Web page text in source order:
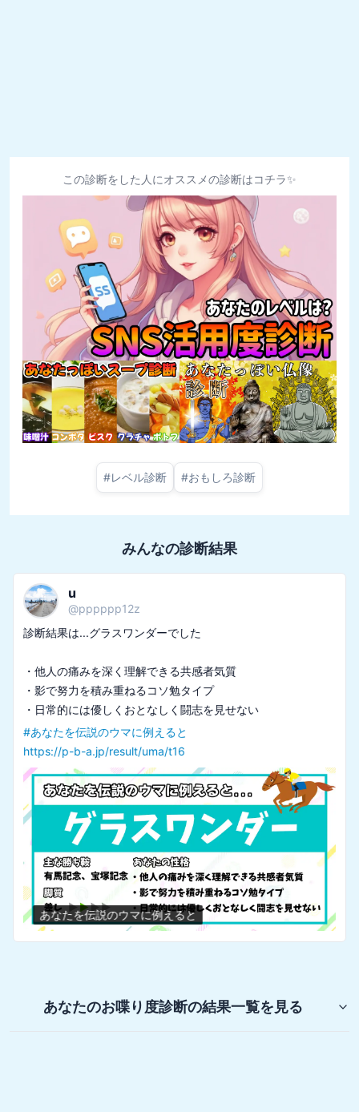
この診断をした人にオススメの診断はコチラ✨
#レベル診断 #おもしろ診断
みんなの診断結果
u
@pppppp12z
診断結果は...グラスワンダーでした
・他人の痛みを深く理解できる共感者気質
・影で努力を積み重ねるコソ勉タイプ
・日常的には優しくおとなしく闘志を見せない
#あなたを伝説のウマに例えると
https://p-b-a.jp/result/uma/t16
あなたを伝説のウマに例えると
あなたのお喋り度診断の結果一覧を見る